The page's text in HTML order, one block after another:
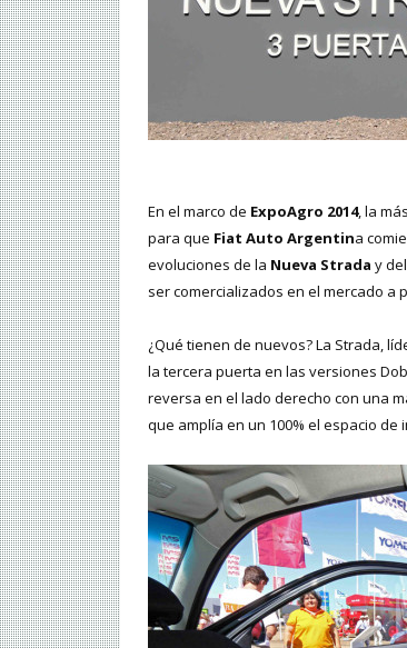
En el marco de ExpoAgro 2014, la
para que Fiat Auto Argentina
evoluciones de la Nueva Strada y del
ser comercializados en el mercado a
¿Qué tienen de nuevos? La Strada,
la tercera puerta en las versiones
reversa en el lado derecho con una
que amplía en un 100% el espacio